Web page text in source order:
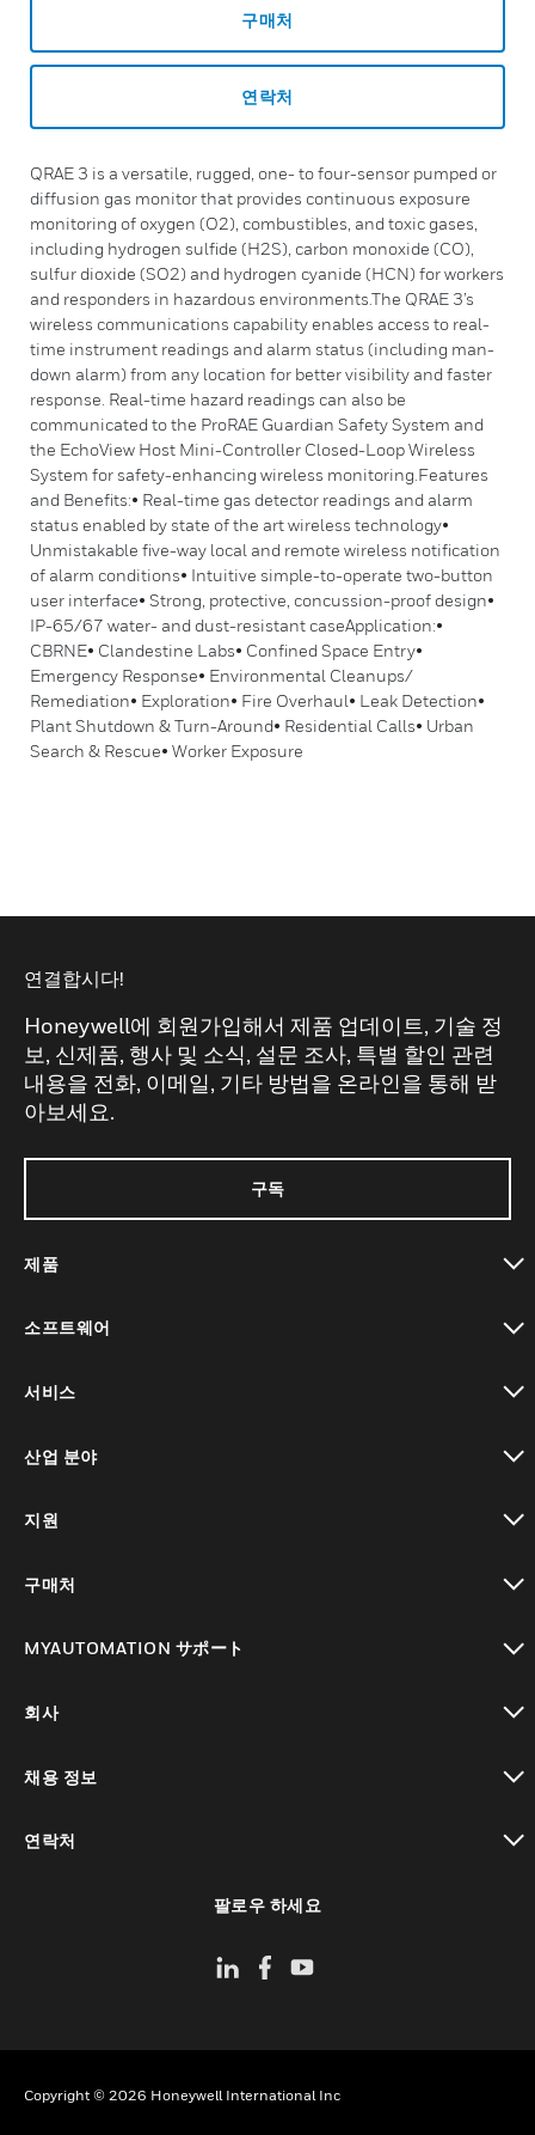
구매처
연락처
QRAE 3 is a versatile, rugged, one- to four-sensor pumped or
diffusion gas monitor that provides continuous exposure
monitoring of oxygen (O2), combustibles, and toxic gases,
including hydrogen sulfide (H2S), carbon monoxide (CO),
sulfur dioxide (SO2) and hydrogen cyanide (HCN) for workers
and responders in hazardous environments.The QRAE 3’s
wireless communications capability enables access to real-
time instrument readings and alarm status (including man-
down alarm) from any location for better visibility and faster
response. Real-time hazard readings can also be
communicated to the ProRAE Guardian Safety System and
the EchoView Host Mini-Controller Closed-Loop Wireless
System for safety-enhancing wireless monitoring.Features
and Benefits:• Real-time gas detector readings and alarm
status enabled by state of the art wireless technology•
Unmistakable five-way local and remote wireless notification
of alarm conditions• Intuitive simple-to-operate two-button
user interface• Strong, protective, concussion-proof design•
IP-65/67 water- and dust-resistant caseApplication:•
CBRNE• Clandestine Labs• Confined Space Entry•
Emergency Response• Environmental Cleanups/
Remediation• Exploration• Fire Overhaul• Leak Detection•
Plant Shutdown & Turn-Around• Residential Calls• Urban
Search & Rescue• Worker Exposure
연결합시다!
Honeywell에 회원가입해서 제품 업데이트, 기술 정
보, 신제품, 행사 및 소식, 설문 조사, 특별 할인 관련
내용을 전화, 이메일, 기타 방법을 온라인을 통해 받
아보세요.
구독
제품
소프트웨어
서비스
산업 분야
지원
구매처
MYAUTOMATION サポート
회사
채용 정보
연락처
팔로우 하세요
Copyright © 2026 Honeywell International Inc